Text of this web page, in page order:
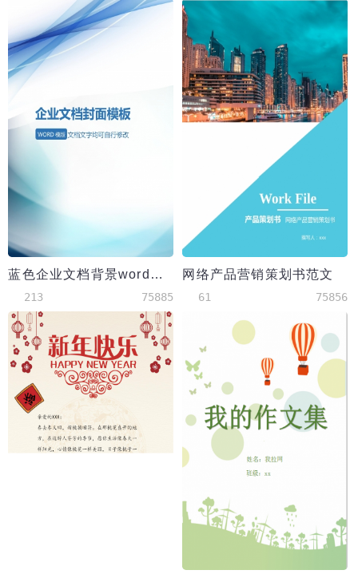
蓝色企业文档背景word模板
213 75885
网络产品营销策划书范文
61 75856